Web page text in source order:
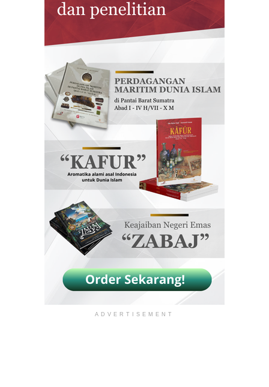
ADVERTISEMENT